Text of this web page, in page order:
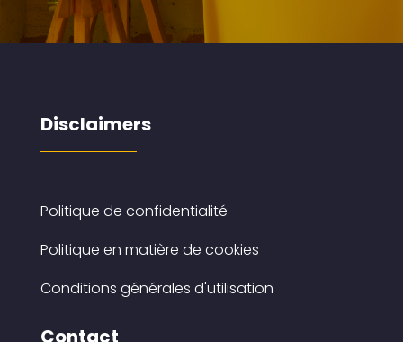
Disclaimers
Politique de confidentialité
Politique en matière de cookies
Conditions générales d'utilisation
Contact